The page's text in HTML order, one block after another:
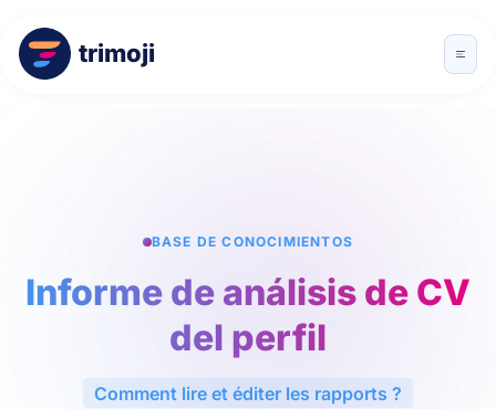
trimoji
BASE DE CONOCIMIENTOS
Informe de análisis de CV
del perfil
Comment lire et éditer les rapports ?